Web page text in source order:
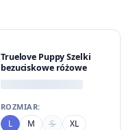
Truelove Puppy Szelki
bezuciskowe różowe
ROZMIAR:
L M S
XL